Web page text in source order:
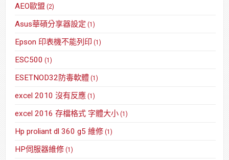
AEO歐盟 (2)
Asus華碩分享器設定 (1)
Epson 印表機不能列印 (1)
ESC500 (1)
ESETNOD32防毒軟體 (1)
excel 2010 沒有反應 (1)
excel 2016 存檔格式 字體大小 (1)
Hp proliant dl 360 g5 維修 (1)
HP伺服器維修 (1)